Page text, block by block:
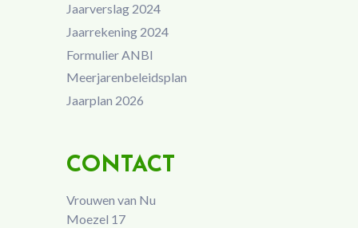
Jaarverslag 2024
Jaarrekening 2024
Formulier ANBI
Meerjarenbeleidsplan
Jaarplan 2026
CONTACT
Vrouwen van Nu
Moezel 17